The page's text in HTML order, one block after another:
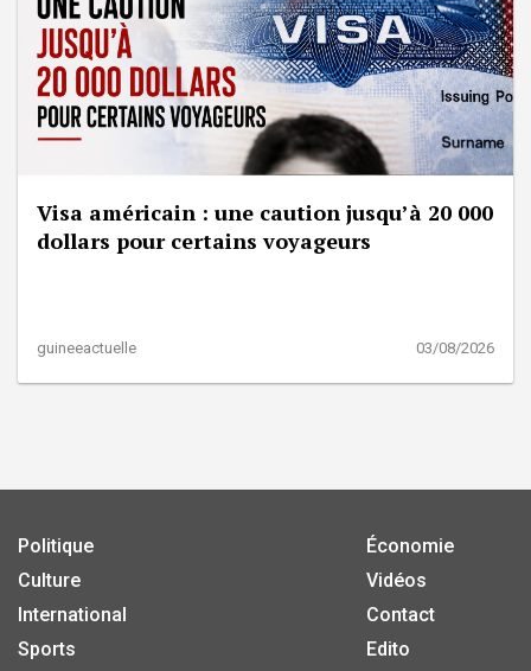
Visa américain : une caution jusqu’à 20 000
dollars pour certains voyageurs
guineeactuelle 03/08/2026
Politique
Culture
International
Sports
Économie
Vidéos
Contact
Edito